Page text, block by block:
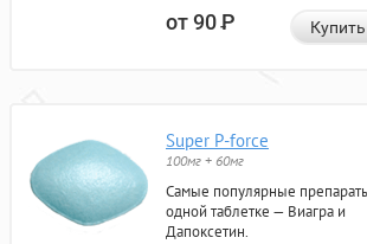
от 90Р Купить
Super P-force
100мг + 60мг
Самые популярные
одной таблетке — Виагра и
Дапоксетин.